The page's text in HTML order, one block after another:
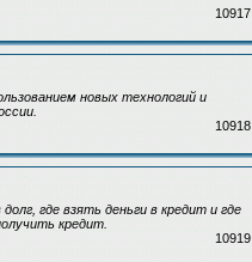
10917
новых технологий и
10918
где взять деньги в кредит и где
кредит.
10919